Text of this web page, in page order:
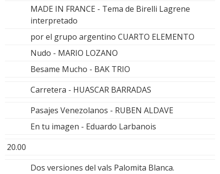
MADE IN FRANCE - Tema de Birelli Lagrene
interpretado
por el grupo argentino CUARTO ELEMENTO
Nudo - MARIO LOZANO
Besame Mucho - BAK TRIO
Carretera - HUASCAR BARRADAS
Pasajes Venezolanos - RUBEN ALDAVE
En tu imagen - Eduardo Larbanois
20.00
Dos versiones del vals Palomita Blanca.